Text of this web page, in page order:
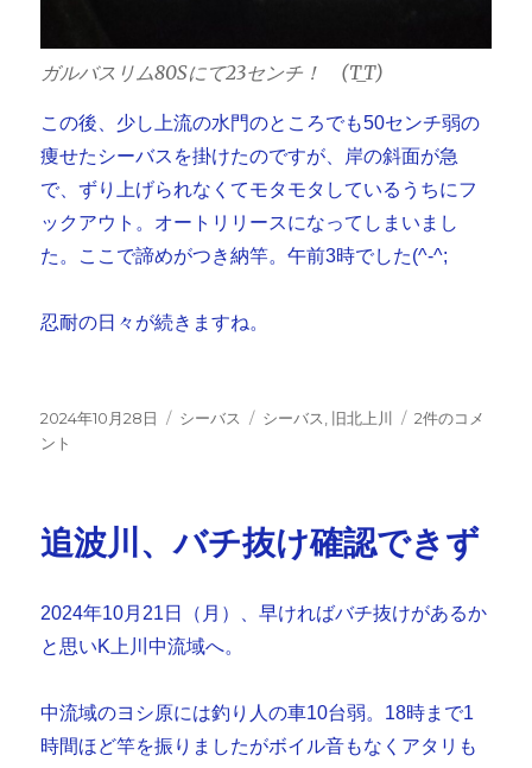
ガルバスリム80Sにて23センチ！ (T_T)
この後、少し上流の水門のところでも50センチ弱の
痩せたシーバスを掛けたのですが、岸の斜面が急
で、ずり上げられなくてモタモタしているうちにフ
ックアウト。オートリリースになってしまいまし
た。ここで諦めがつき納竿。午前3時でした(^-^;
忍耐の日々が続きますね。
投
稿
2024年10月28日
カ
シーバス
タ
シーバス 旧北上川
旧
6
時
投
る
も・・・
2件のコメ
ント
追波川、バチ抜け確認できず
2024年10月21日（月）、早ければバチ抜けがあるか
と思いK上川中流域へ。
中流域のヨシ原には釣り人の車10台弱。18時まで1
時間ほど竿を振りましたがボイル音もなくアタリも